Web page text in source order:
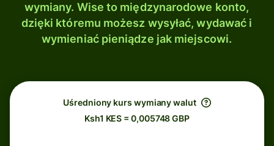
wymiany. Wise to międzynarodowe konto,
dzięki któremu możesz wysyłać, wydawać i
wymieniać pieniądze jak miejscowi.
Uśredniony kurs wymiany walut
Ksh1 KES = 0,005748 GBP